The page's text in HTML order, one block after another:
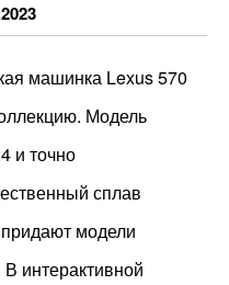
машинка Lexus 570
Модель
и точно
сплав
модели
интерактивной